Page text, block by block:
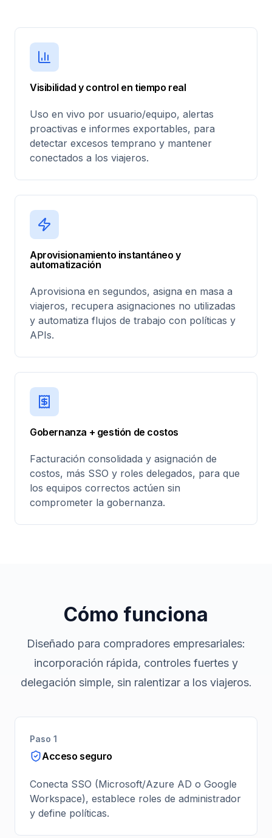
Visibilidad y control en tiempo real
Uso en vivo por usuario/equipo, alertas
proactivas e informes exportables, para
detectar excesos temprano y mantener
conectados a los viajeros.
Aprovisionamiento instantáneo y
automatización
Aprovisiona en segundos, asigna en masa a
viajeros, recupera asignaciones no utilizadas
y automatiza flujos de trabajo con políticas y
APIs.
Gobernanza + gestión de costos
Facturación consolidada y asignación de
costos, más SSO y roles delegados, para que
los equipos correctos actúen sin
comprometer la gobernanza.
Cómo funciona
Diseñado para compradores empresariales:
incorporación rápida, controles fuertes y
delegación simple, sin ralentizar a los viajeros.
Paso 1
Acceso seguro
Conecta SSO (Microsoft/Azure AD o Google
Workspace), establece roles de administrador
y define políticas.